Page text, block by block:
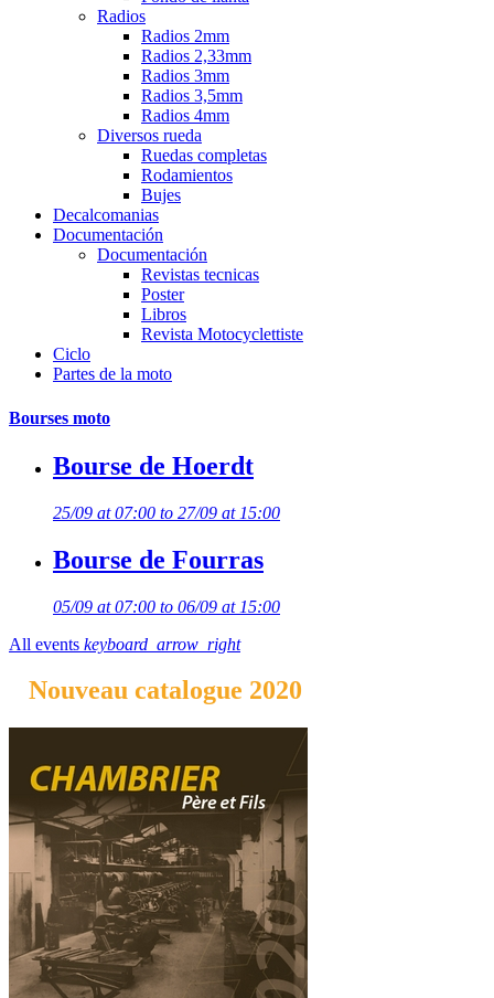
Radios
Radios 2mm
Radios 2,33mm
Radios 3mm
Radios 3,5mm
Radios 4mm
Diversos rueda
Ruedas completas
Rodamientos
Bujes
Decalcomanias
Documentación
Documentación
Revistas tecnicas
Poster
Libros
Revista Motocyclettiste
Ciclo
Partes de la moto
Bourses moto
Bourse de Hoerdt
25/09 at 07:00 to 27/09 at 15:00
Bourse de Fourras
05/09 at 07:00 to 06/09 at 15:00
All events keyboard_arrow_right
Nouveau catalogue 2020